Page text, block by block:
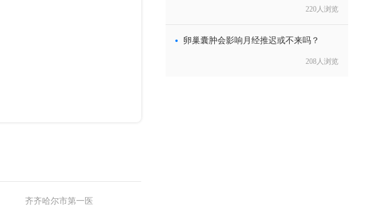
齐齐哈尔市第一医
220人浏览
卵巢囊肿会影响月经推迟或不来吗？
208人浏览